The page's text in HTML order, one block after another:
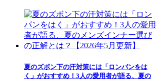
夏のズボン下の汗対策には「ロンパンをは
く」がおすすめ！3人の愛用者が語る、夏の